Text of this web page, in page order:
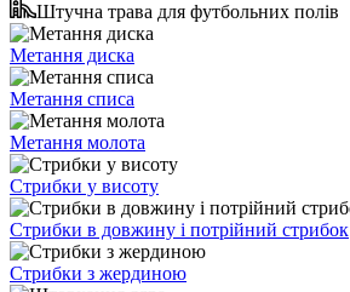
Штучна трава для футбольних полів
Метання диска
Метання списа
Метання молота
Стрибки у висоту
Стрибки в довжину і потрійний стрибок
Стрибки з жердиною